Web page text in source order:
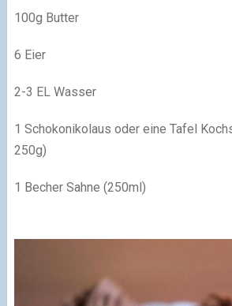
100g Butter
6 Eier
2-3 EL Wasser
1 Schokonikolaus oder eine Tafel
250g)
1 Becher Sahne (250ml)